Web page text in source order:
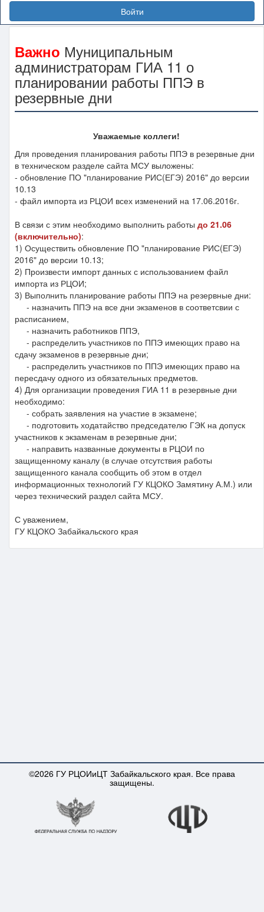
Войти
Важно Муниципальным
администраторам ГИА 11 о
планировании работы ППЭ в
резервные дни
Уважаемые коллеги!
Для проведения планирования работы ППЭ в резервные дни
в техническом разделе сайта МСУ выложены:
- обновление ПО "планирование РИС(ЕГЭ) 2016" до версии
10.13
- файл импорта из РЦОИ всех изменений на 17.06.2016г.
В связи с этим необходимо выполнить работы до 21.06
(включительно):
1) Осуществить обновление ПО "планирование РИС(ЕГЭ)
2016" до версии 10.13;
2) Произвести импорт данных с использованием файл
импорта из РЦОИ;
3) Выполнить планирование работы ППЭ на резервные дни:
- назначить ППЭ на все дни экзаменов в соответсвии с
расписанием,
- назначить работников ППЭ,
- распределить участников по ППЭ имеющих право на
сдачу экзаменов в резервные дни;
- распределить участников по ППЭ имеющих право на
пересдачу одного из обязательных предметов.
4) Для организации проведения ГИА 11 в резервные дни
необходимо:
- собрать заявления на участие в экзамене;
- подготовить ходатайство председателю ГЭК на допуск
участников к экзаменам в резервные дни;
- направить названные документы в РЦОИ по
защищенному каналу (в случае отсутствия работы
защищенного канала сообщить об этом в отдел
информационных технологий ГУ КЦОКО Замятину А.М.) или
через технический раздел сайта МСУ.
С уважением,
ГУ КЦОКО Забайкальского края
©2026 ГУ РЦОИиЦТ Забайкальского края. Все права
защищены.